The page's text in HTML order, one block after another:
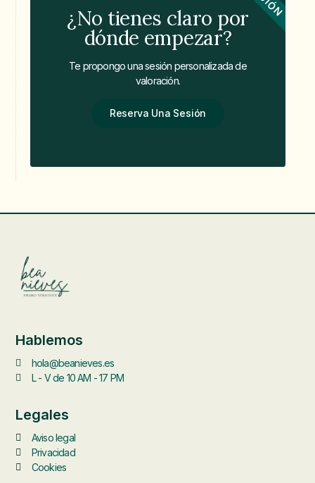
¿No tienes claro por
dónde empezar?
Te propongo una sesión personalizada de
valoración.
Reserva Una Sesión
Hablemos
hola@beanieves.es
L - V de 10 AM - 17 PM
Legales
Aviso legal
Privacidad
Cookies